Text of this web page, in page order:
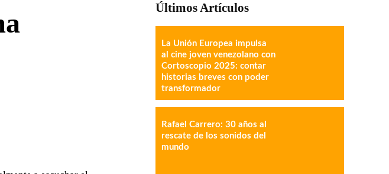
IMPRESIÓN COPY URL
Últimos Artículos
La Unión Europea impulsa
al cine joven venezolano con
Cortoscopio 2025: contar
historias breves con poder
transformador
Rafael Carrero: 30 años al
rescate de los sonidos del
mundo